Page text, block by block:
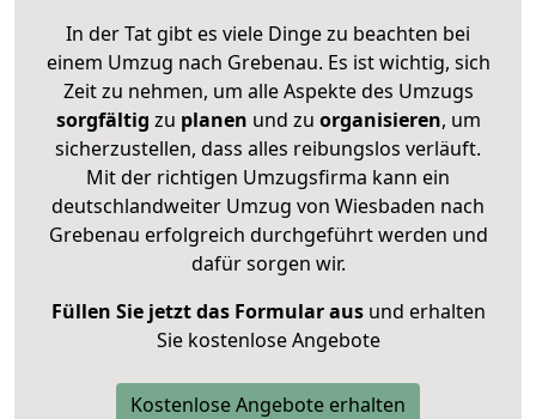
In der Tat gibt es viele Dinge zu beachten bei
einem Umzug nach Grebenau. Es ist wichtig, sich
Zeit zu nehmen, um alle Aspekte des Umzugs
sorgfältig zu planen und zu organisieren, um
sicherzustellen, dass alles reibungslos verläuft.
Mit der richtigen Umzugsfirma kann ein
deutschlandweiter Umzug von Wiesbaden nach
Grebenau erfolgreich durchgeführt werden und
dafür sorgen wir.
Füllen Sie jetzt das Formular ausund erhalten
Sie kostenlose Angebote
Kostenlose Angebote erhalten